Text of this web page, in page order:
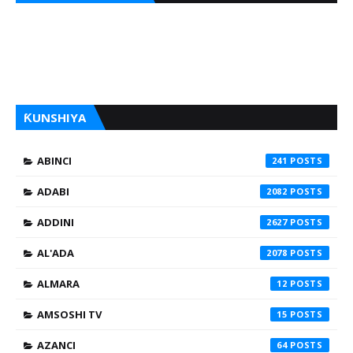
ƘUNSHIYA
ABINCI 241
ADABI 2082
ADDINI 2627
AL'ADA 2078
ALMARA 12
AMSOSHI TV 15
AZANCI 64